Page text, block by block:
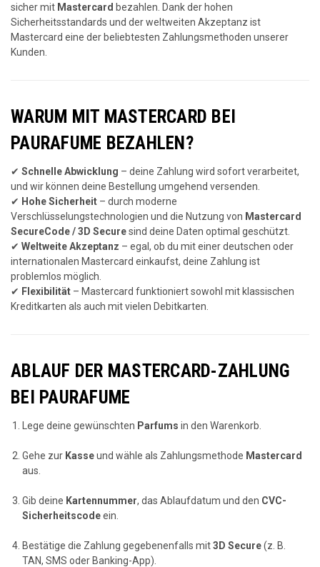
sicher mit Mastercard bezahlen. Dank der hohen
Sicherheitsstandards und der weltweiten Akzeptanz ist
Mastercard eine der beliebtesten Zahlungsmethoden unserer
Kunden.
WARUM MIT MASTERCARD BEI
PAURAFUME BEZAHLEN?
✔ Schnelle Abwicklung – deine Zahlung wird sofort verarbeitet,
und wir können deine Bestellung umgehend versenden.
✔ Hohe Sicherheit – durch moderne
Verschlüsselungstechnologien und die Nutzung von Mastercard
SecureCode / 3D Securesind deine Daten optimal geschützt.
✔ Weltweite Akzeptanz – egal, ob du mit einer deutschen oder
internationalen Mastercard einkaufst, deine Zahlung ist
problemlos möglich.
✔ Flexibilität – Mastercard funktioniert sowohl mit klassischen
Kreditkarten als auch mit vielen Debitkarten.
ABLAUF DER MASTERCARD-ZAHLUNG
BEI PAURAFUME
Lege deine gewünschten Parfums in den Warenkorb.
Gehe zur Kasseund wähle als Zahlungsmethode Mastercard
aus.
Gib deine Kartennummer, das Ablaufdatum und den CVC-
Sicherheitscodeein.
Bestätige die Zahlung gegebenenfalls mit3D Secure(z. B.
TAN, SMS oder Banking-App).